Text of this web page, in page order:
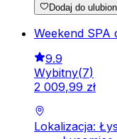
Dodaj do
Weekend SPA
9.9
Wybitny(7)
2 009,99 zł
Lokalizacja: